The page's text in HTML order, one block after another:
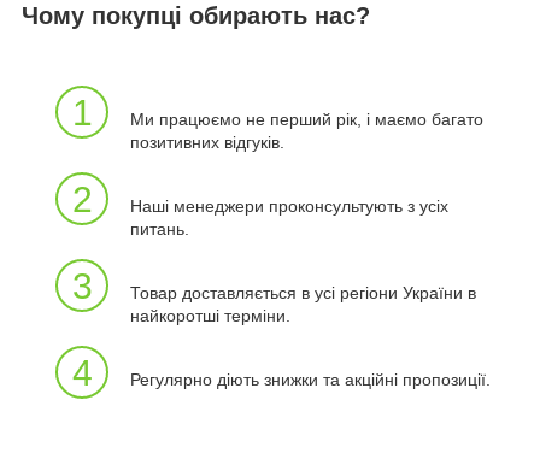
Чому покупці обирають нас?
1
Ми працюємо не перший рік, і маємо багато
позитивних відгуків.
2
Наші менеджери проконсультують з усіх
питань.
3
Товар доставляється в усі регіони України в
найкоротші терміни.
4 Регулярно діють знижки та акційні пропозиції.